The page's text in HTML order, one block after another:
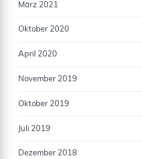
März 2021
Oktober 2020
April 2020
November 2019
Oktober 2019
Juli 2019
Dezember 2018